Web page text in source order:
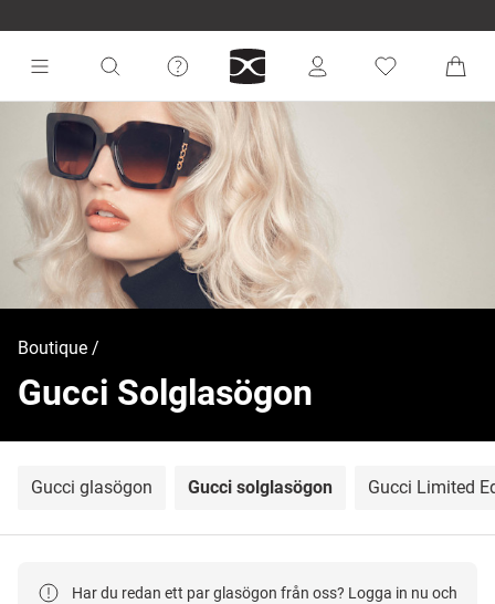
Boutique
Gucci Solglasögon
Gucci glasögon Gucci solglasögon Gucci Limited
Har du redan ett par glasögon från oss? Logga in nu och